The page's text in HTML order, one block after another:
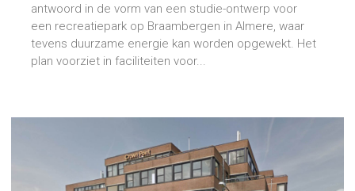
antwoord in de vorm van een studie-ontwerp voor
een recreatiepark op Braambergen in Almere, waar
tevens duurzame energie kan worden opgewekt. Het
plan voorziet in faciliteiten voor...